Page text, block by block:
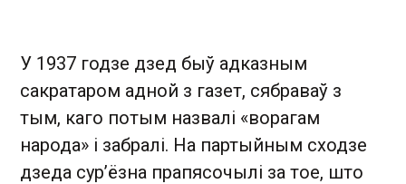
У 1937 годзе дзед быў адказным
сакратаром адной з газет, сябраваў з
тым, каго потым назвалі «ворагам
народа» і забралі. На партыйным сходзе
дзеда сур’ёзна прапясочылі за тое, што